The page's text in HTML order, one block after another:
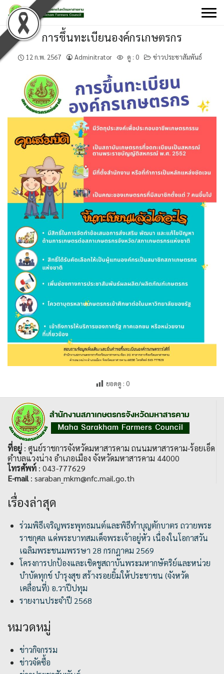
Skip
to
content
การขึ้นทะเบียนองค์กรเกษตรกร
12 ก.พ. 2567 Adminitrator ดู : 0 ข่าวประชาสัมพันธ์
ยอดดู : 0
ที่อยู่ : ศูนย์ราชการจังหวัดมหาสารคาม ถนนมหาสารคาม-ร้อยเอ็ด
ตำบลแวงน่าง อำเภอเมือง จังหวัดมหาสารคาม 44000
โทรศัพท์ : 043-777629
E-mail: saraban_mkm@nfc.mail.go.th
เรื่องล่าสุด
ร่วมพิธีเจริญพระพุทธมนต์และพิธีทำบุญตักบาตร ถวายพระ
ราชกุศล แด่พระบาทสมเด็จพระเจ้าอยู่หัว เนื่องในโอกาสวัน
เฉลิมพระชนมพรรษา 28 กรกฎาคม 2569
โครงการปกป้องและเชิดชูสถาบันพระมหากษัตริย์และหน่วย
บำบัดทุกข์ บำรุงสุข สร้างรอยยิ้มให้ประชาชน (จังหวัด
เคลื่อนที่) อ.วาปีปทุม
รายงานประจำปี 2568
หมวดหมู่
ข่าวกิจกรรม
ข่าวจัดซื้อ